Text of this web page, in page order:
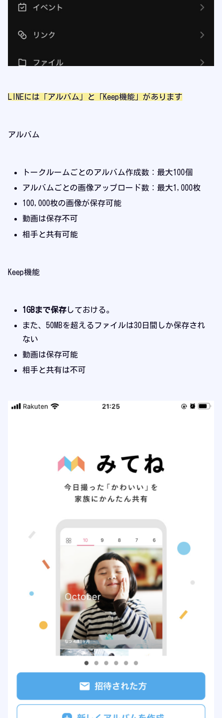
LINEには「アルバム」と「Keep機能」があります
アルバム
トークルームごとのアルバム作成数：最大100個
アルバムごとの画像アップロード数：最大1,000枚
100,000枚の画像が保存可能
動画は保存不可
相手と共有可能
Keep機能
1GBまで保存しておける。
また、50MBを超えるファイルは30日間しか保存され
ない
動画は保存可能
相手と共有は不可